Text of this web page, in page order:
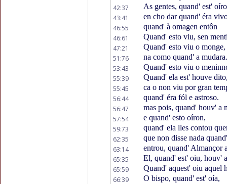
42:37
As gentes, quand' est'
43:41
en cho dar quand' éra
46:55
quand' à omagen entôn
46:61
Quand' esto viu, sen
47:21
Quand' esto viu o monge,
51:76
na como quand' a mudara.
53:43
Quand' esto viu o
55:39
Quand' ela est' houve
55:45
ca o non viu por gran
56:44
quand' éra fól e astroso.
56:47
mas pois, quand' houv' a
57:54
e quand' esto oíron,
59:73
quand' ela lles contou
62:35
que non disse nada
63:14
entrou, quand' Almançor
65:35
El, quand' est' oiu, houv'
65:59
Quand' aquest' oiu aquel
66:39
O bispo, quand' est' oía,